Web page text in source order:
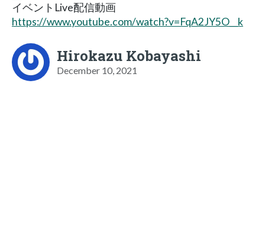
イベントLive配信動画
https://www.youtube.com/watch?v=FqA2JY5O__k
Hirokazu Kobayashi
December 10, 2021